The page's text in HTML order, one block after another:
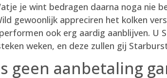
je wint bedragen daarna noga nie
gewoonlijk appreciren het kolken
ook erg aardig aanblijven. U
weken, en deze zullen gij
geen aanbetaling